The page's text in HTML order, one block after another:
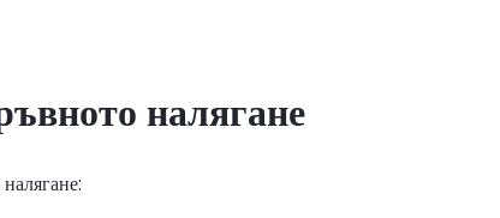
налягане